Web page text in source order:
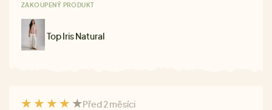
ZAKOUPENÝ PRODUKT
Top Iris Natural
Před 2 měsíci